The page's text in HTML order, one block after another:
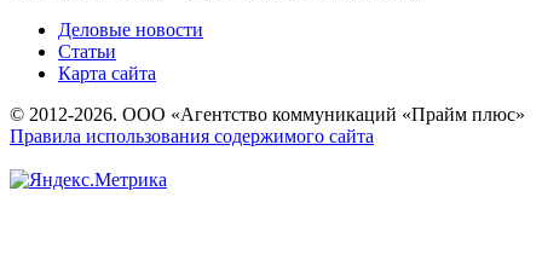
Деловые новости
Статьи
Карта сайта
© 2012-2026. ООО «Агентство коммуникаций «Прайм плюс»
Правила использования содержимого сайта